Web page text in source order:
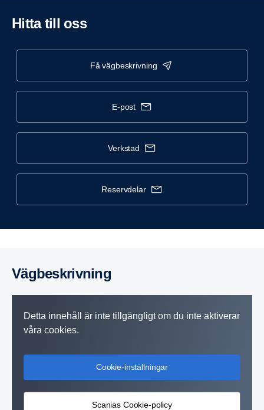
Hitta till oss
få vägbeskrivning
e-post
verkstad
reservdelar
Vägbe­skriv­ning
Detta innehåll är inte tillgängligt om du inte aktiverar
våra cookies.
Cookie-inställningar
Scanias Cookie-policy